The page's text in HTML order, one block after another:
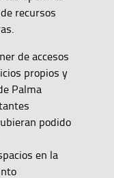
recursos
de accesos
propios y
Palma
podido
en la